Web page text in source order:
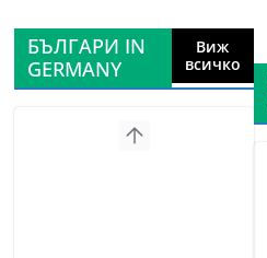
БЪЛГАРИ IN
GERMANY
Виж
всичко